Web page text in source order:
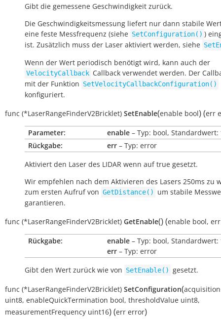
Gibt die gemessene Geschwindigkeit zurück.
Die Geschwindigkeitsmessung liefert nur dann stabile
eine feste Messfrequenz (siehe SetConfiguration() )
ist. Zusätzlich muss der Laser aktiviert werden, siehe
Wenn der Wert periodisch benötigt wird, kann auch der
VelocityCallback Callback verwendet werden. Der
mit der Funktion SetVelocityCallbackConfiguration()
konfiguriert.
func (*LaserRangeFinderV2Bricklet) SetEnable(enable bool)(err
Parameter: enable – Typ: bool, Standardwert:
Rückgabe:
err – Typ: error
Aktiviert den Laser des LIDAR wenn auftrue gesetzt.
Wir empfehlen nach dem Aktivieren des Lasers 250ms zu
zum ersten Aufruf von GetDistance()
um stabile
garantieren.
func (*LaserRangeFinderV2Bricklet) GetEnable()(enable bool, err
Rückgabe: enable – Typ: bool, Standardwert:
err – Typ: error
Gibt den Wert zurück wie von SetEnable() gesetzt.
func (*LaserRangeFinderV2Bricklet) SetConfiguration(
uint8, enableQuickTermination bool, thresholdValue uint8,
measurementFrequency uint16)(err error)